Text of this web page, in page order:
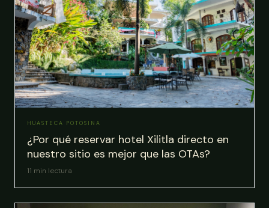
HUASTECA POTOSINA
¿Por qué reservar hotel Xilitla directo en
nuestro sitio es mejor que las OTAs?
11 min lectura